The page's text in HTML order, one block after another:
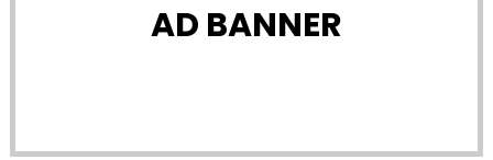
AD BANNER